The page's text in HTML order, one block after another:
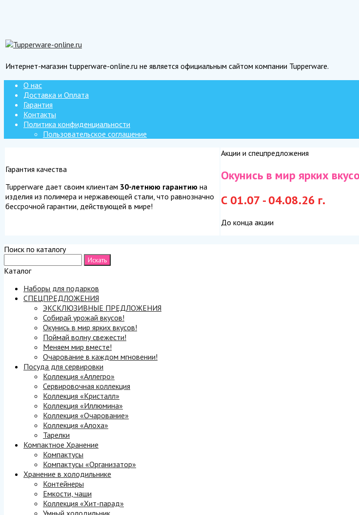
Интернет-магазин tupperware-online.ru не является официальным сайтом компании Tupperware.
О нас
Доставка и Оплата
Гарантия
Контакты
Политика конфиденциальности
Пользовательское соглашение
Гарантия качества
Tupperware дает своим клиентам 30-летнюю гарантию на
изделия из полимера и нержавеющей стали, что равнозначно
бессрочной гарантии, действующей в мире!
Акции и спецпредложения
Окунись в мир ярких
С 01.07 - 04.08.26 г.
До конца акции
Поиск по каталогу
Каталог
Наборы для подарков
СПЕЦПРЕДЛОЖЕНИЯ
ЭКСКЛЮЗИВНЫЕ ПРЕДЛОЖЕНИЯ
Собирай урожай вкусов!
Окунись в мир ярких вкусов!
Поймай волну свежести!
Меняем мир вместе!
Очарование в каждом мгновении!
Посуда для сервировки
Коллекция «Аллегро»
Сервировочная коллекция
Коллекция «Кристалл»
Коллекция «Иллюмина»
Коллекция «Очарование»
Коллекция «Алоха»
Тарелки
Компактное Хранение
Компактусы
Компактусы «Организатор»
Хранение в холодильнике
Контейнеры
Емкости, чаши
Коллекция «Хит-парад»
Умный холодильник